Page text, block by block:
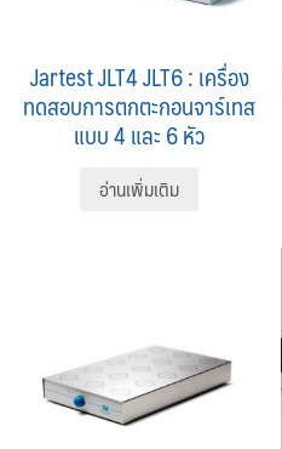
Jartest JLT4 JLT6 : เครื่อง
ทดสอบการตกตะกอนจาร์เทส
แบบ 4 และ 6 หัว
อ่านเพิ่มเติม